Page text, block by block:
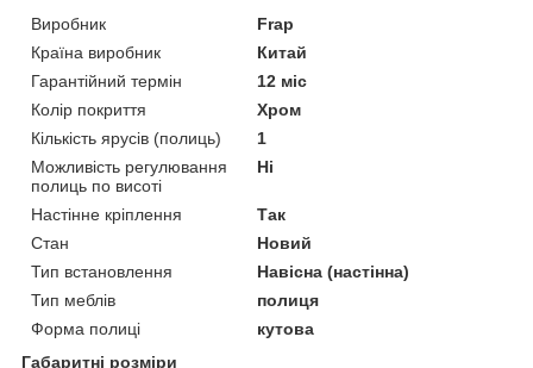
Виробник
Frap
Країна виробник
Китай
Гарантійний термін
12 міс
Колір покриття
Хром
Кількість ярусів (полиць)
1
Можливість регулювання
полиць по висоті
Ні
Настінне кріплення
Так
Стан
Новий
Тип встановлення
Навісна (настінна)
Тип меблів
полиця
Форма полиці
кутова
Габаритні розміри